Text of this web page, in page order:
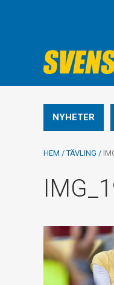
NYHETER
HEM /TÄVLING /